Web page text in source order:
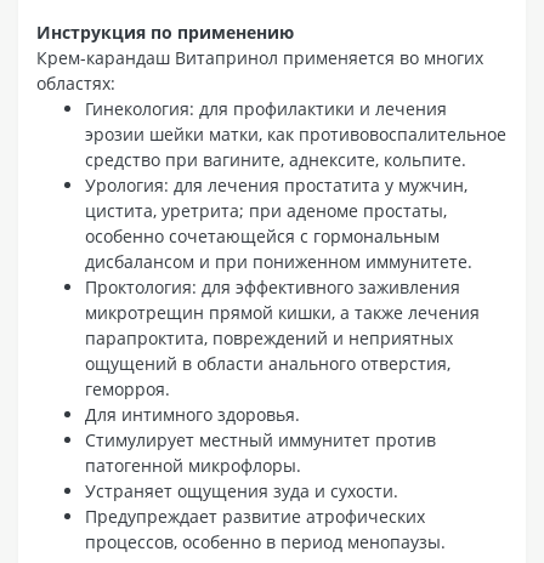
Инструкция по применению
Крем-карандаш Витапринол применяется во многих
областях:
Гинекология: для профилактики и лечения
эрозии шейки матки, как противовоспалительное
средство при вагините, аднексите, кольпите.
Урология: для лечения простатита у мужчин,
цистита, уретрита; при аденоме простаты,
особенно сочетающейся с гормональным
дисбалансом и при пониженном иммунитете.
Проктология: для эффективного заживления
микротрещин прямой кишки, а также лечения
парапроктита, повреждений и неприятных
ощущений в области анального отверстия,
геморроя.
Для интимного здоровья.
Стимулирует местный иммунитет против
патогенной микрофлоры.
Устраняет ощущения зуда и сухости.
Предупреждает развитие атрофических
процессов, особенно в период менопаузы.